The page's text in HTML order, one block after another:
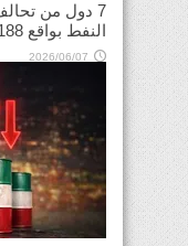
7 دول من
النفط بواقع 188 ألف برميل في يوليو المقبل
2026/06/07